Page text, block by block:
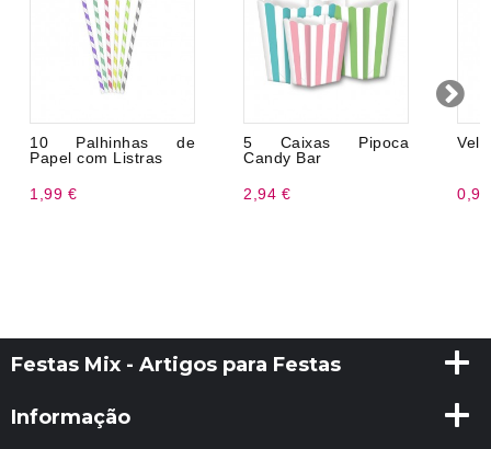
10 Palhinhas de
Papel com Listras
1,99 €
5 Caixas Pipoca
Candy Bar
2,94 €
Festas Mix - Artigos para Festas
Informação